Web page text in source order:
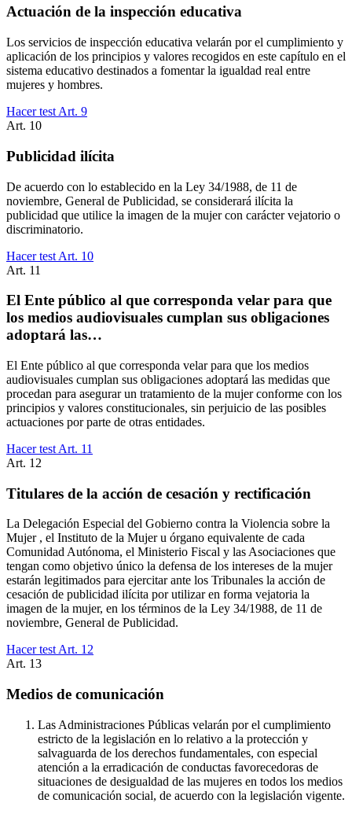
Actuación de la inspección educativa
Los servicios de inspección educativa velarán por el cumplimiento y
aplicación de los principios y valores recogidos en este capítulo en el
sistema educativo destinados a fomentar la igualdad real entre
mujeres y hombres.
Hacer test Art. 9
Art. 10
Publicidad ilícita
De acuerdo con lo establecido en la Ley 34/1988, de 11 de
noviembre, General de Publicidad, se considerará ilícita la
publicidad que utilice la imagen de la mujer con carácter vejatorio o
discriminatorio.
Hacer test Art. 10
Art. 11
El Ente público al que corresponda velar para que
los medios audiovisuales cumplan sus obligaciones
adoptará las…
El Ente público al que corresponda velar para que los medios
audiovisuales cumplan sus obligaciones adoptará las medidas que
procedan para asegurar un tratamiento de la mujer conforme con los
principios y valores constitucionales, sin perjuicio de las posibles
actuaciones por parte de otras entidades.
Hacer test Art. 11
Art. 12
Titulares de la acción de cesación y rectificación
La Delegación Especial del Gobierno contra la Violencia sobre la
Mujer , el Instituto de la Mujer u órgano equivalente de cada
Comunidad Autónoma, el Ministerio Fiscal y las Asociaciones que
tengan como objetivo único la defensa de los intereses de la mujer
estarán legitimados para ejercitar ante los Tribunales la acción de
cesación de publicidad ilícita por utilizar en forma vejatoria la
imagen de la mujer, en los términos de la Ley 34/1988, de 11 de
noviembre, General de Publicidad.
Hacer test Art. 12
Art. 13
Medios de comunicación
Las Administraciones Públicas velarán por el cumplimiento
estricto de la legislación en lo relativo a la protección y
salvaguarda de los derechos fundamentales, con especial
atención a la erradicación de conductas favorecedoras de
situaciones de desigualdad de las mujeres en todos los medios
de comunicación social, de acuerdo con la legislación vigente.